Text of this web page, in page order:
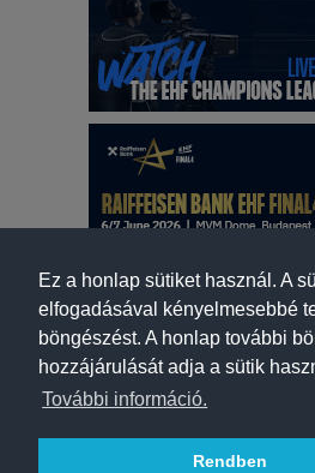
Ez a honlap sütiket használ. A
elfogadásával kényelmesebbé
böngészést. A honlap további
hozzájárulását adja a sütik
További információ.
Rendben